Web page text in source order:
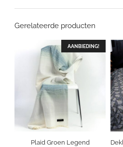
Gerelateerde producten
AANBIEDING!
Plaid Groen Legend